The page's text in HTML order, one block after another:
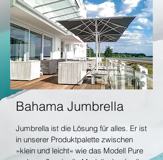
Bahama Jumbrella
Jumbrella ist die Lösung für alles. Er ist
in unserer Produktpalette zwischen
»klein und leicht« wie das Modell Pure